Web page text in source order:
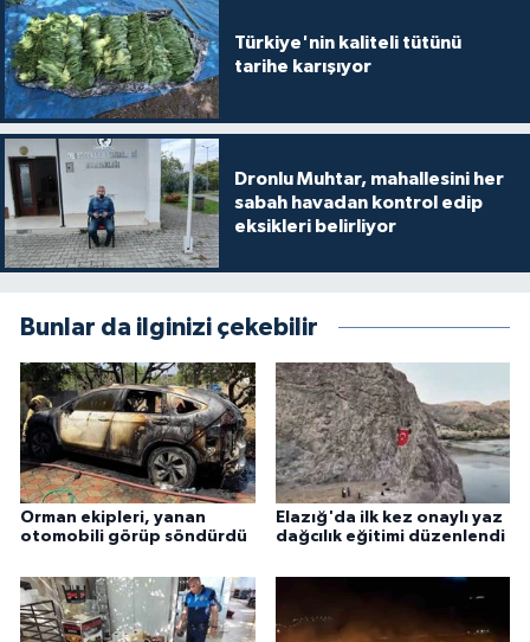
Türkiye'nin kaliteli tütünü
tarihe karışıyor
Dronlu Muhtar, mahallesini her
sabah havadan kontrol edip
eksikleri belirliyor
Bunlar da ilginizi çekebilir
Orman ekipleri, yanan
otomobili görüp söndürdü
Elazığ'da ilk kez onaylı yaz
dağcılık eğitimi düzenlendi